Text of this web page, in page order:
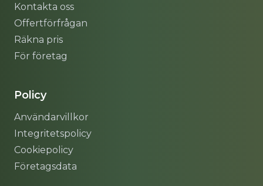
Kontakta oss
Offertförfrågan
Räkna pris
För företag
Policy
Användarvillkor
Integritetspolicy
Cookiepolicy
Företagsdata